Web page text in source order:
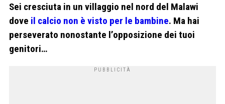
Sei cresciuta in un villaggio nel nord del Malawi
dove il calcio non è visto per le bambine. Ma hai
perseverato nonostante l’opposizione dei tuoi
genitori…